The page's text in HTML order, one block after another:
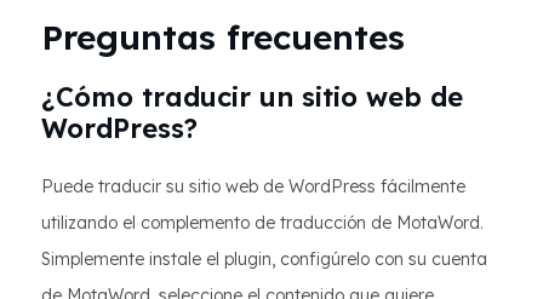
Preguntas frecuentes
¿Cómo traducir un sitio web de
WordPress?
Puede traducir su sitio web de WordPress fácilmente
utilizando el complemento de traducción de MotaWord.
Simplemente instale el plugin, configúrelo con su cuenta